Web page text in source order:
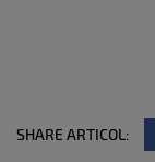
SHARE ARTICOL: